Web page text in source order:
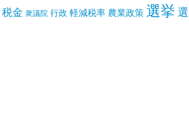
税金 衆議院 行政 軽減税率 農業政策 選挙 選